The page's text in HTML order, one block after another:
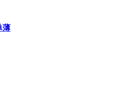
薄